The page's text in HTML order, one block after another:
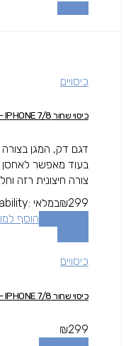
כיסויים
כיסוי שחור OtterBox Strada – IPHONE 7/8
דגם דק, המגן
בעוד מאפשר לאחסן
צורה חיצונית רזה
₪299
במלאי
הוסף
כיסויים
כיסוי שחור OtterBox Strada – IPHONE 7/8
₪299